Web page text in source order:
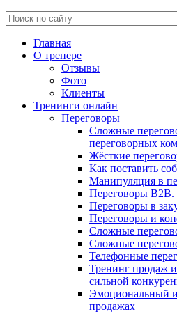
Главная
О тренере
Отзывы
Фото
Клиенты
Тренинги онлайн
Переговоры
Сложные
переговорных
Жёсткие
Как поставить
Манипуляция в
Переговоры B2B.
Переговоры в
Переговоры и
Сложные
Сложные
Телефонные
Тренинг продаж
сильной
Эмоциональный
продажах